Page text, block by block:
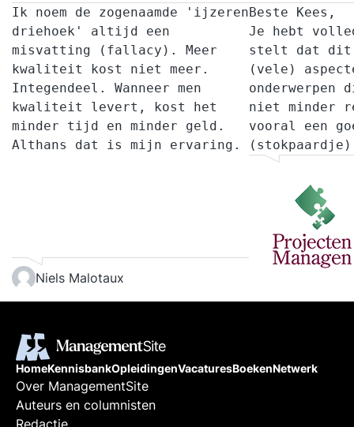
Ik noem de zogenaamde 'ijzeren
driehoek' altijd een
misvatting (fallacy). Meer
kwaliteit kost niet meer.
Integendeel. Wanneer men
kwaliteit levert, kost het
minder tijd en minder geld.
Althans dat is mijn ervaring.
Niels Malotaux
Beste Kees,
Je hebt
stelt dat dit
(vele)
niet minder
vooral een
Projecten
en
geld sturen
minder/geen
maar
weinig
HomeKennisbankOpleidingenVacaturesBoekenNetwerk
Over ManagementSite
Auteurs en columnisten
Redactie